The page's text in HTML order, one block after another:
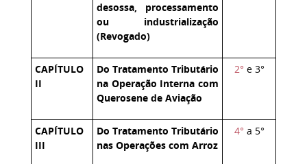
desossa, processamento
ou industrialização
(Revogado)
CAPÍTULO
II
Do Tratamento Tributário
na Operação Interna com
Querosene de Aviação
2° e 3°
CAPÍTULO
III
Do Tratamento Tributário
nas Operações com Arroz
4° a 5°